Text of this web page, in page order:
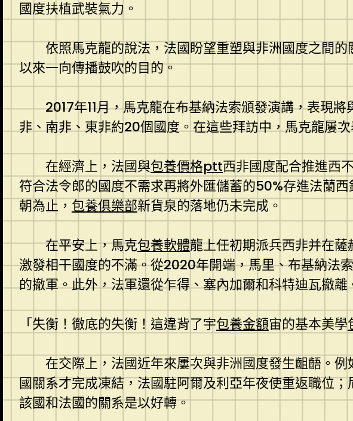
國度扶植武裝氣力。
依照馬克龍的說法，法國盼望重塑與非洲國度之間的
以來一向傳播鼓吹的目的。
2017年11月，馬克龍在布基納法索頒發演講，表現
非、南非、東非約20個國度。在這些拜訪中，馬克龍屢
在經濟上，法國與包養價格ptt西非國度配合推進西
符合法令郎的國度不需求再將外匯儲蓄的50%存進法蘭
朝為止， 包養俱樂部新貨泉的落地仍未完成。
在平安上，馬克包養軟體龍上任初期派兵西非并在
激發相干國度的不滿。從2020年開端，馬里、布基納法
的撤軍。此外，法軍還從乍得、塞內加爾和科特迪瓦撤離
「失衡！徹底的失衡！這違背了宇包養金額宙的基本美學
在交際上，法國近年來屢次與非洲國度發生齟齬。
國關系才完成凍結，法國駐阿爾及利亞年夜使重返職位
該國和法國的關系是以好轉。